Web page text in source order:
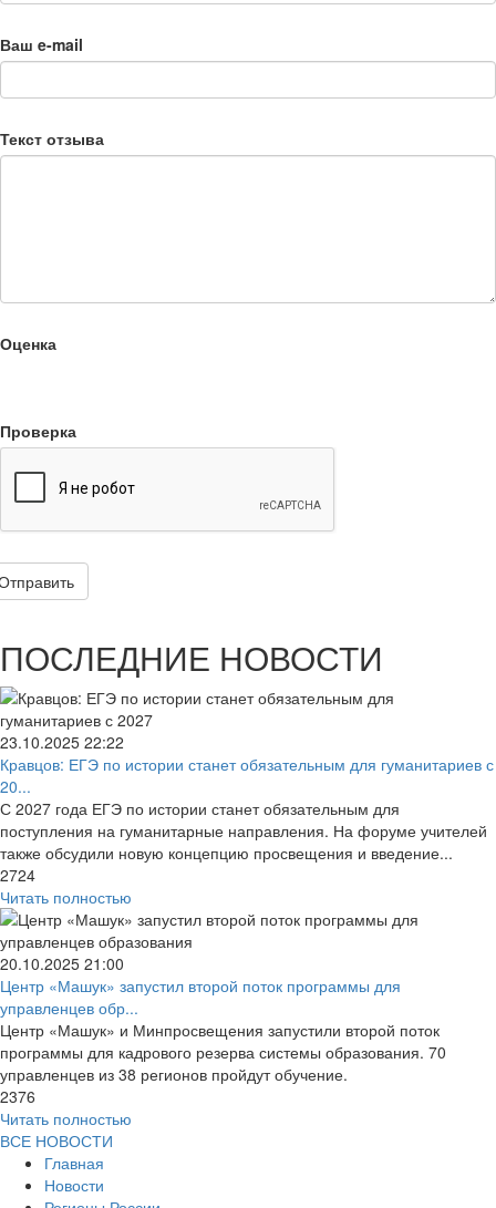
Ваш e-mail
Текст отзыва
Оценка
Проверка
ПОСЛЕДНИЕ НОВОСТИ
23.10.2025 22:22
Кравцов: ЕГЭ по истории станет обязательным для гуманитариев с
20...
С 2027 года ЕГЭ по истории станет обязательным для
поступления на гуманитарные направления. На форуме учителей
также обсудили новую концепцию просвещения и введение...
2724
Читать полностью
20.10.2025 21:00
Центр «Машук» запустил второй поток программы для
управленцев обр...
Центр «Машук» и Минпросвещения запустили второй поток
программы для кадрового резерва системы образования. 70
управленцев из 38 регионов пройдут обучение.
2376
Читать полностью
ВСЕ НОВОСТИ
Главная
Новости